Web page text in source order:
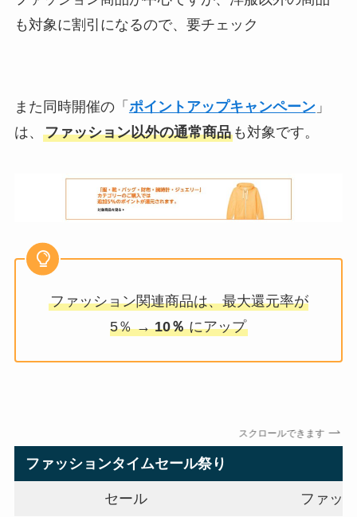
も対象に割引になるので、要チェック
また同時開催の「 ポイントアップキャンペーン」
は、 ファッション以外の通常商品も対象です。
ファッション関連商品は、最大還元率が
5％ →10％にアップ
スクロールできます
ファッションタイムセール祭り
セール ファッ